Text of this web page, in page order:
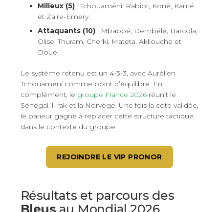
Milieux (5) : Tchouaméni, Rabiot, Koné, Kanté
et Zaïre-Emery.
Attaquants (10) : Mbappé, Dembélé, Barcola,
Olise, Thuram, Cherki, Mateta, Akliouche et
Doué.
Le système retenu est un 4-3-3, avec Aurélien
Tchouaméni comme point d’équilibre. En
complément, le groupe France 2026 réunit le
Sénégal, l’Irak et la Norvège. Une fois la cote validée,
le parieur gagne à replacer cette structure tactique
dans le contexte du groupe.
REJOINDRE LE VIP PRONOR
Résultats et parcours des
Bleus au Mondial 2026